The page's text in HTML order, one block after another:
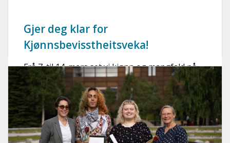
Gjer deg klar for
Kjønnsbevisstheitsveka!
Frå 7. til 14. mars set vi kjønn og mangfald på
agendaen med blant anna film, spel og [...]